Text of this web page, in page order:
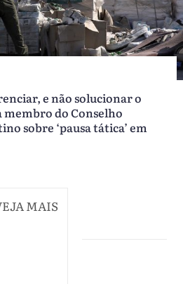
e não solucionar o
membro do Conselho
sobre ‘pausa tática’ em
MAIS